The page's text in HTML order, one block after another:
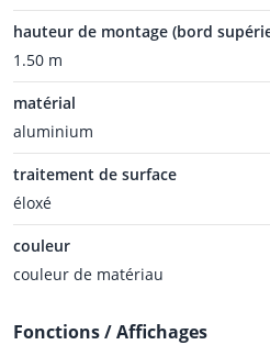
hauteur de montage (bord
1.50 m
matérial
aluminium
traitement de surface
éloxé
couleur
couleur de matériau
Fonctions / Affichages